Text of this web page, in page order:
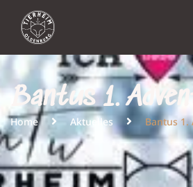
Bantus 1.
Home Aktuelles Bantus 1.